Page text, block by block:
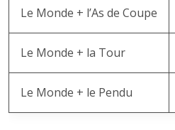
Le Monde + l’As de Coupe
Le Monde + la Tour
Le Monde + le Pendu